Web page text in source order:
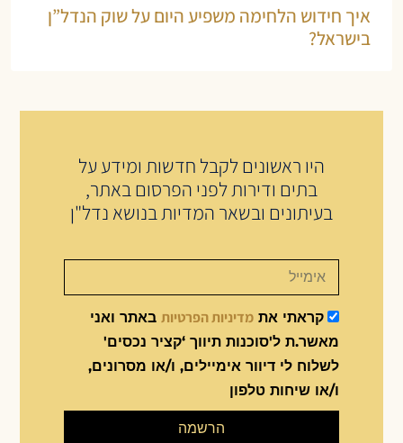
איך חידוש הלחימה משפיע היום על שוק הנדל”ן
בישראל?
היו ראשונים לקבל חדשות ומידע על
בתים ודירות לפני הפרסום באתר,
בעיתונים ובשאר המדיות בנושא נדל"ן
קראתי את מדיניות הפרטיות באתר ואני
מאשר.ת ל'סוכנות תיווך ‘קציר נכסים'
לשלוח לי דיוור אימיילים, ו/או מסרונים,
ו/או שיחות טלפון
הרשמה